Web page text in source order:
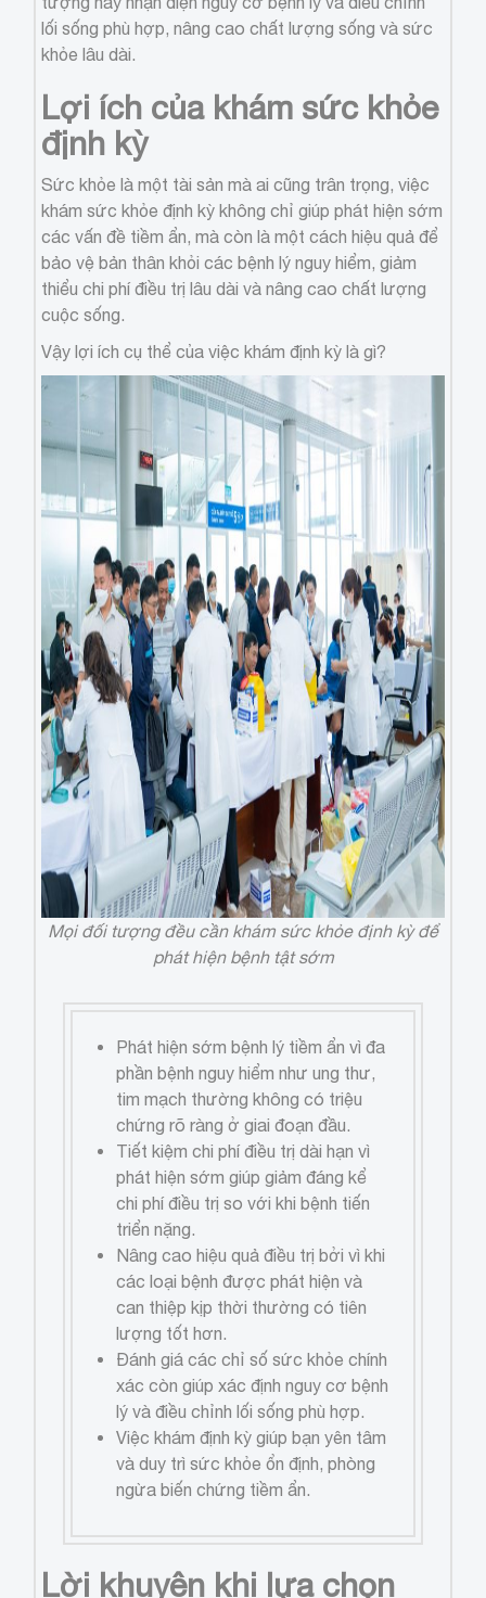
lối sống phù hợp, nâng cao chất lượng sống và sức
khỏe lâu dài.
Lợi ích của khám sức khỏe
định kỳ
Sức khỏe là một tài sản mà ai cũng trân trọng, việc
khám sức khỏe định kỳ không chỉ giúp phát hiện sớm
các vấn đề tiềm ẩn, mà còn là một cách hiệu quả để
bảo vệ bản thân khỏi các bệnh lý nguy hiểm, giảm
thiểu chi phí điều trị lâu dài và nâng cao chất lượng
cuộc sống.
Vậy lợi ích cụ thể của việc khám định kỳ là gì?
Mọi đối tượng đều cần khám sức khỏe định kỳ để
phát hiện bệnh tật sớm
Phát hiện sớm bệnh lý tiềm ẩn vì đa
phần bệnh nguy hiểm như ung thư,
tim mạch thường không có triệu
chứng rõ ràng ở giai đoạn đầu.
Tiết kiệm chi phí điều trị dài hạn vì
phát hiện sớm giúp giảm đáng kể
chi phí điều trị so với khi bệnh tiến
triển nặng.
Nâng cao hiệu quả điều trị bởi vì khi
các loại bệnh được phát hiện và
can thiệp kịp thời thường có tiên
lượng tốt hơn.
Đánh giá các chỉ số sức khỏe chính
xác còn giúp xác định nguy cơ bệnh
lý và điều chỉnh lối sống phù hợp.
Việc khám định kỳ giúp bạn yên tâm
và duy trì sức khỏe ổn định, phòng
ngừa biến chứng tiềm ẩn.
Lời khuyên khi lựa chọn